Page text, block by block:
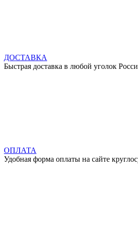
ДОСТАВКА
Быстрая доставка в любой уголок
ОПЛАТА
Удобная форма оплаты на сайте